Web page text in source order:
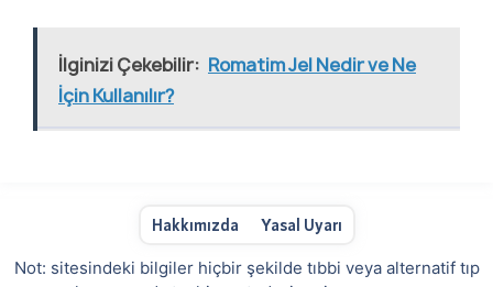
İlginizi Çekebilir: Romatim Jel Nedir ve Ne
İçin Kullanılır?
Hakkımızda Yasal Uyarı
Not: sitesindeki bilgiler hiçbir şekilde tıbbi veya alternatif tıp